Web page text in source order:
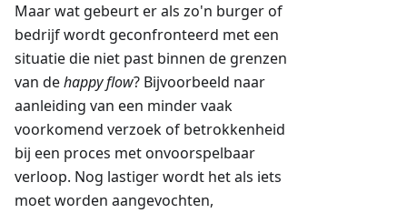
Maar wat gebeurt er als zo'n burger of
bedrijf wordt geconfronteerd met een
situatie die niet past binnen de grenzen
van dehappy flow? Bijvoorbeeld naar
aanleiding van een minder vaak
voorkomend verzoek of betrokkenheid
bij een proces met onvoorspelbaar
verloop. Nog lastiger wordt het als iets
moet worden aangevochten,